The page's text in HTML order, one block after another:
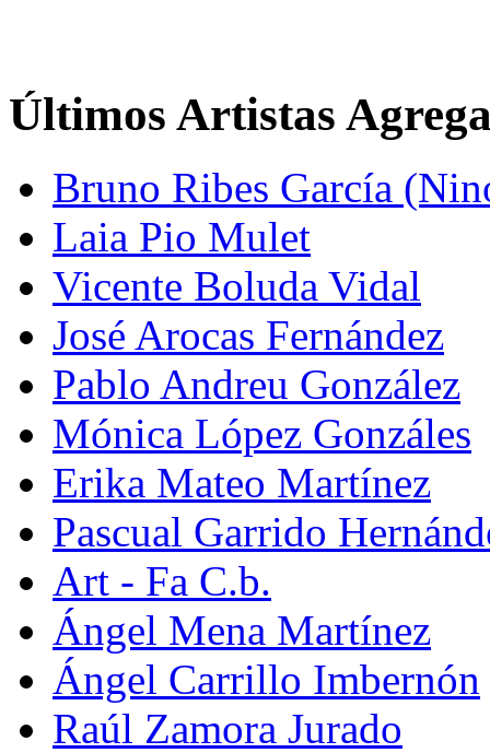
Últimos Artistas
Bruno Ribes García
Laia Pio Mulet
Vicente Boluda Vidal
José Arocas Fernández
Pablo Andreu González
Mónica López Gonzáles
Erika Mateo Martínez
Pascual Garrido
Art - Fa C.b.
Ángel Mena Martínez
Ángel Carrillo Imbernón
Raúl Zamora Jurado